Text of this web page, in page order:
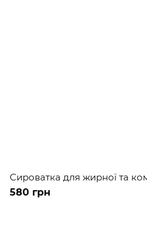
Сироватка для жирної та
580 грн